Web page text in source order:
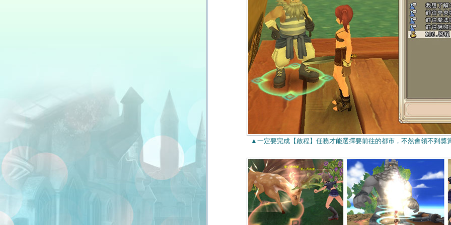
▲一定要完成【啟程】任務才能選擇要前往的都市，不然會領不到獎